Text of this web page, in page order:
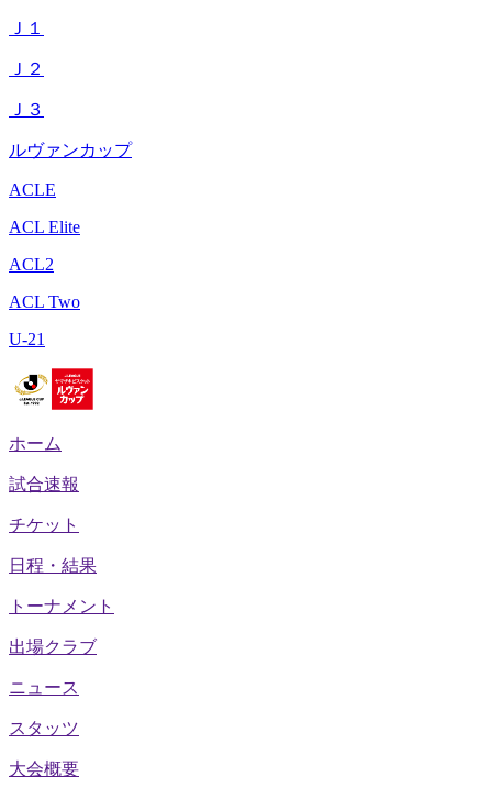
Ｊ１
Ｊ２
Ｊ３
ルヴァンカップ
ACLE
ACL Elite
ACL2
ACL Two
U-21
ホーム
試合速報
チケット
日程・結果
トーナメント
出場クラブ
ニュース
スタッツ
大会概要